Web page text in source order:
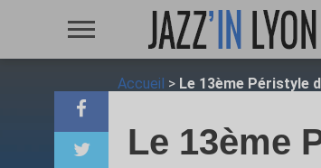
Accueil > Le 13ème Péristyle
Le 13ème